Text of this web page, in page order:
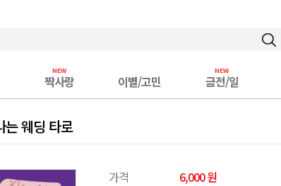
짝사랑 이별/고민 금전/일
는 웨딩 타로
가격
6,000 원